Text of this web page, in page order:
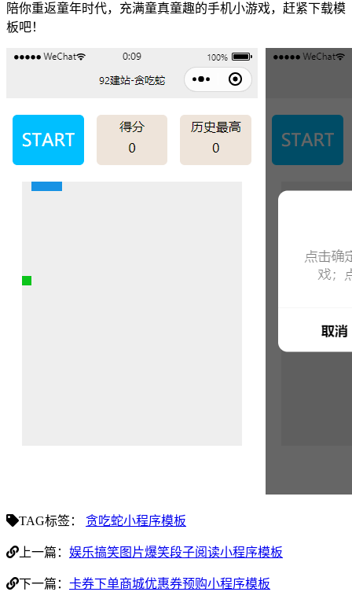
陪你重返童年时代，充满童真童趣的手机小游戏，赶紧下载模
板吧！
TAG标签： 贪吃蛇小程序模板
上一篇： 娱乐搞笑图片爆笑段子阅读小程序模板
下一篇： 卡券下单商城优惠券预购小程序模板